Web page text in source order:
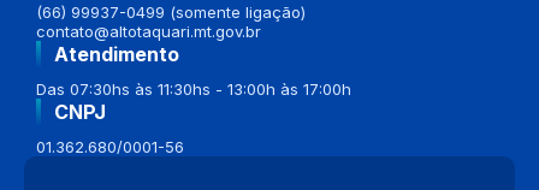
(66) 99937-0499 (somente ligação)
contato@altotaquari.mt.gov.br
Atendimento
Das 07:30hs às 11:30hs - 13:00h às 17:00h
CNPJ
01.362.680/0001-56